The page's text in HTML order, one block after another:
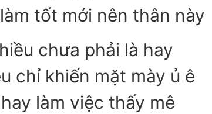
tốt mới nên thân này
chưa phải là hay
chỉ khiến mặt mày ủ ê
làm việc thấy mê